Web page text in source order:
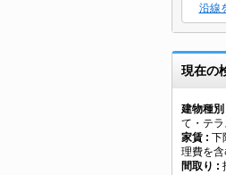
沿線
現在の
建物種別
て・テラ
家賃
下
理費を含
間取り